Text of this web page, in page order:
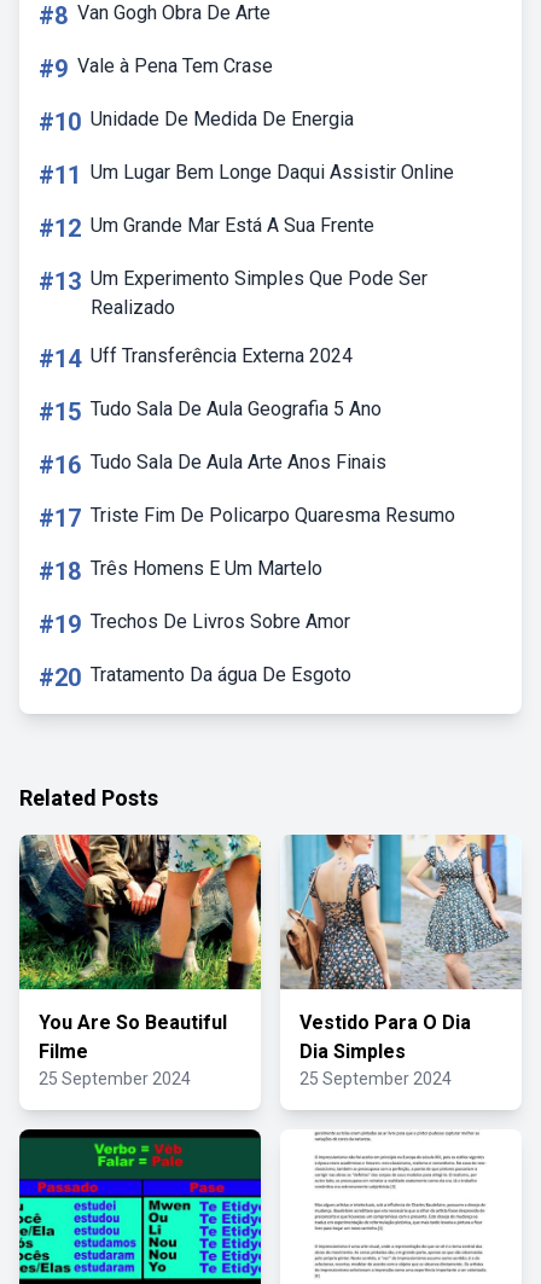
#8 Van Gogh Obra De Arte
#9 Vale à Pena Tem Crase
#10 Unidade De Medida De Energia
#11 Um Lugar Bem Longe Daqui Assistir Online
#12 Um Grande Mar Está A Sua Frente
#13 Um Experimento Simples Que Pode Ser
Realizado
#14 Uff Transferência Externa 2024
#15 Tudo Sala De Aula Geografia 5 Ano
#16 Tudo Sala De Aula Arte Anos Finais
#17 Triste Fim De Policarpo Quaresma Resumo
#18 Três Homens E Um Martelo
#19 Trechos De Livros Sobre Amor
#20 Tratamento Da água De Esgoto
Related Posts
You Are So Beautiful
Filme
25 September 2024
Vestido Para O Dia
Dia Simples
25 September 2024